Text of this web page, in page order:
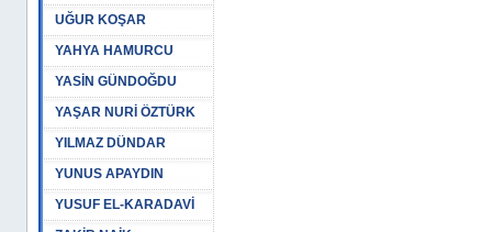
UĞUR KOŞAR
YAHYA HAMURCU
YASİN GÜNDOĞDU
YAŞAR NURİ ÖZTÜRK
YILMAZ DÜNDAR
YUNUS APAYDIN
YUSUF EL-KARADAVİ